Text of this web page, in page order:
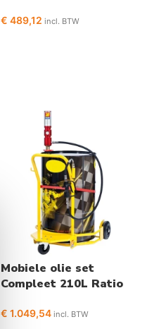
€ 489,12 incl. BTW
Mobiele olie set
Compleet 210L Ratio
€ 1.049,54 incl. BTW